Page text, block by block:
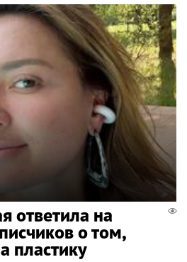
ответила на
о том,
пластику